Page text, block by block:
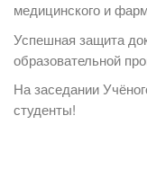
медицинского и
Успешная защита
образовательной
На заседании
студенты!